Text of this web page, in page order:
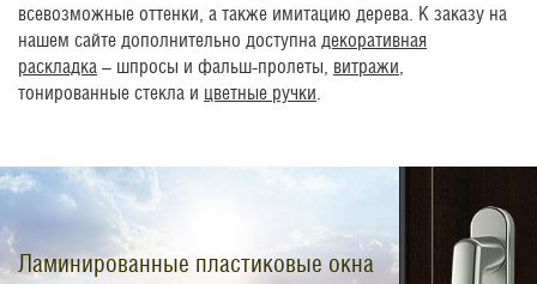
всевозможные оттенки, а также имитацию дерева. К заказу на
нашем сайте дополнительно доступна декоративная
раскладка – шпросы и фальш-пролеты, витражи
тонированные стекла и цветные ручки
Ламинированные пластиковые окна